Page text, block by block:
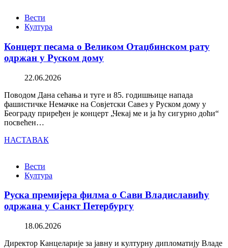
Вести
Култура
Концерт песама о Великом Отаџбинском рату
одржан у Руском дому
22.06.2026
Поводом Дана сећања и туге и 85. годишњице напада
фашистичке Немачке на Совјетски Савез у Руском дому у
Београду приређен је концерт „Чекај ме и ја ћу сигурно доћи“
посвећен…
НАСТАВАК
Вести
Култура
Руска премијера филма о Сави Владиславићу
одржана у Санкт Петербургу
18.06.2026
Директор Канцеларије за јавну и културну дипломатију Владе